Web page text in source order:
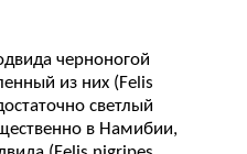
черноногой
из них (Felis
светлый
в Намибии,